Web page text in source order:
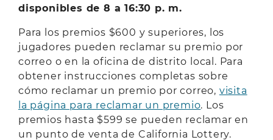
disponibles de 8 a 16:30 p. m.
Para los premios $600 y superiores, los
jugadores pueden reclamar su premio por
correo o en la oficina de distrito local. Para
obtener instrucciones completas sobre
cómo reclamar un premio por correo, visita
la página para reclamar un premio. Los
premios hasta $599 se pueden reclamar en
un punto de venta de California Lottery.